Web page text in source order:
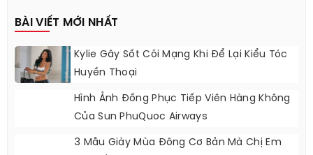
BÀI VIẾT MỚI NHẤT
Kylie Gây Sốt Cõi Mạng Khi Để Lại Kiểu Tóc
Huyền Thoại
Hình Ảnh Đồng Phục Tiếp Viên Hàng Không
Của Sun PhuQuoc Airways
3 Mẫu Giày Mùa Đông Cơ Bản Mà Chị Em